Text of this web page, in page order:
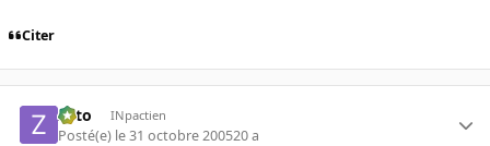
Citer
zoto INpactien
Posté(e) le 31 octobre 200520 a